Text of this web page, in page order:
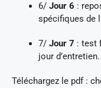
6/ Jour 6 :
spécifiques de
7/ Jour 7 : test
jour d’entretien.
Téléchargez le pdf :